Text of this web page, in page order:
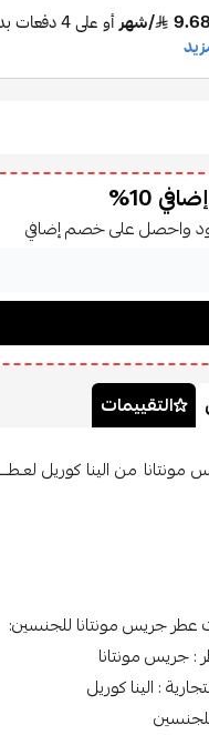
10%
واحصل على خصم إضافي
التقييمات
من الينا كوريل لعـطـــر
جريس مونتانا للجنسين:
: جريس مونتانا
: الينا كوريل